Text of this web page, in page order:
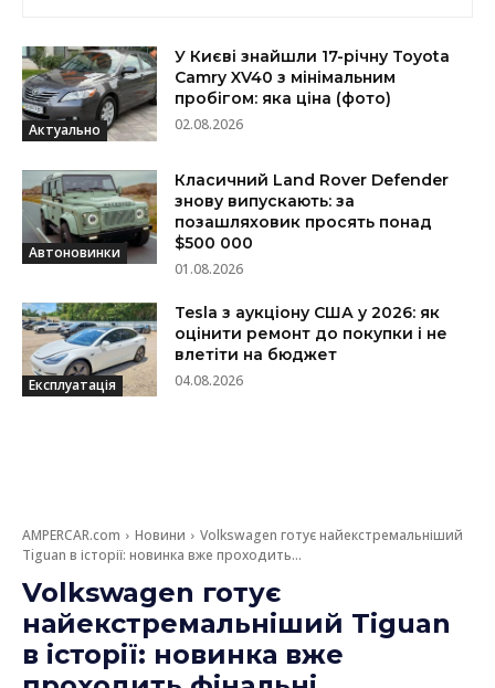
Актуально
У Києві знайшли 17-річну Toyota
Camry XV40 з мінімальним
пробігом: яка ціна (фото)
02.08.2026
Автоновинки
Класичний Land Rover Defender
знову випускають: за
позашляховик просять понад
$500 000
01.08.2026
Експлуатація
Tesla з аукціону США у 2026: як
оцінити ремонт до покупки і не
влетіти на бюджет
04.08.2026